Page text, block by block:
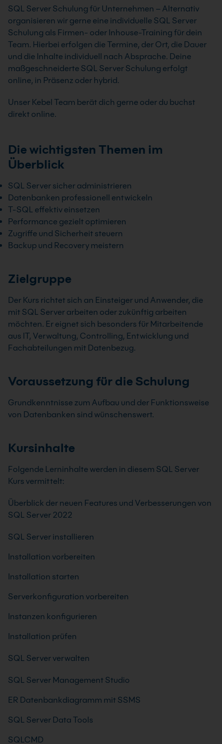
SQL Server Schulung für Unternehmen – Alternativ
organisieren wir gerne eine individuelle SQL Server
Schulung als Firmen- oder Inhouse-Training für dein
Team. Hierbei erfolgen die Termine, der Ort, die Dauer
und die Inhalte individuell nach Absprache. Deine
maßgeschneiderte SQL Server Schulung erfolgt
online, in Präsenz oder hybrid.
Unser Kebel Team berät dich gerne oder du buchst
direkt online.
Die wichtigsten Themen im
Überblick
SQL Server sicher administrieren
Datenbanken professionell entwickeln
T-SQL effektiv einsetzen
Performance gezielt optimieren
Zugriffe und Sicherheit steuern
Backup und Recovery meistern
Zielgruppe
Der Kurs richtet sich an Einsteiger und Anwender, die
mit SQL Server arbeiten oder zukünftig arbeiten
möchten. Er eignet sich besonders für Mitarbeitende
aus IT, Verwaltung, Controlling, Entwicklung und
Fachabteilungen mit Datenbezug.
Voraussetzung für die Schulung
Grundkenntnisse zum Aufbau und der Funktionsweise
von Datenbanken sind wünschenswert.
Kursinhalte
Folgende Lerninhalte werden in diesem SQL Server
Kurs vermittelt:
Überblick der neuen Features und Verbesserungen von
SQL Server 2022
SQL Server installieren
Installation vorbereiten
Installation starten
Serverkonfiguration vorbereiten
Instanzen konfigurieren
Installation prüfen
SQL Server verwalten
SQL Server Management Studio
ER Datenbankdiagramm mit SSMS
SQL Server Data Tools
SQLCMD